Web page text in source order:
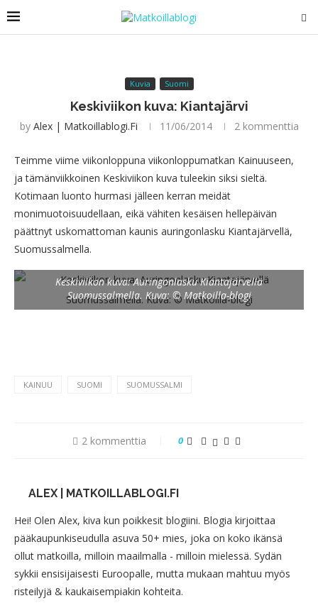
Kuvia Suomi
Keskiviikon kuva: Kiantajärvi
by Alex | Matkoillablogi.fi 11/06/2014 2 kommenttia
Teimme viime viikonloppuna viikonloppumatkan Kainuuseen,
ja tämänviikkoinen Keskiviikon kuva tuleekin siksi sieltä.
Kotimaan luonto hurmasi jälleen kerran meidät
monimuotoisuudellaan, eikä vähiten kesäisen hellepäivän
päättnyt uskomattoman kaunis auringonlasku Kiantajärvellä,
Suomussalmella.
Keskiviikon kuva: Auringonlasku Kiantajärvellä
Suomussalmella. Kuva: © Matkoilla-blogi
KAINUU SUOMI SUOMUSSALMI
2 kommenttia 0
ALEX | MATKOILLABLOGI.FI
Hei! Olen Alex, kiva kun poikkesit blogiini. Blogia kirjoittaa
pääkaupunkiseudulla asuva 50+ mies, joka on koko ikänsä
ollut matkoilla, milloin maailmalla - milloin mielessä. Sydän
sykkii ensisijaisesti Euroopalle, mutta mukaan mahtuu myös
risteilyjä & kaukaisempiakin kohteita.